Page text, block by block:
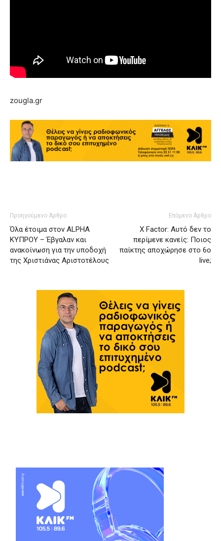
zougla.gr
Προηγούμενο Άρθρο
Όλα έτοιμα στον ALPHA
ΚΥΠΡΟΥ – Έβγαλαν και
ανακοίνωση για την υποδοχή
της Χριστιάνας Αριστοτέλους
Επόμενο Άρθρο
X Factor: Αυτό δεν το
περίμενε κανείς: Ποιος
παίκτης αποχώρησε στο 6o
live;